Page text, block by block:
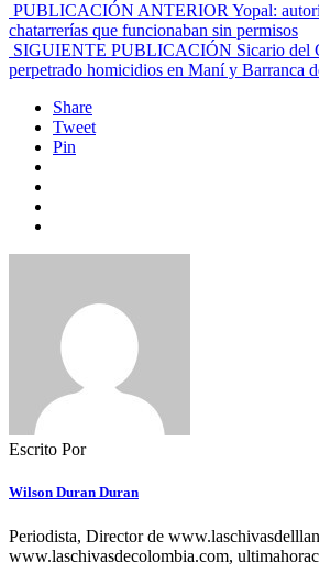
PUBLICACIÓN ANTERIOR Yopal:
chatarrerías que funcionaban sin permisos
SIGUIENTE PUBLICACIÓN Sicario del
perpetrado homicidios en Maní y Barranca
Share
Tweet
Pin
Escrito Por
Wilson Duran Duran
Periodista, Director de
www.laschivasdecolombia.com,